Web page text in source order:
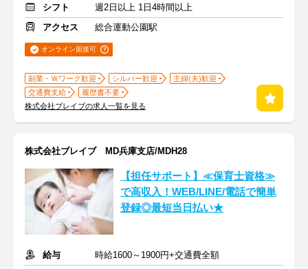
シフト
週2日以上 1日4時間以上
アクセス
総合運動公園駅
オンライン面接可
副業・Ｗワーク歓迎 シルバー歓迎
主婦(夫)歓迎
交通費支給
履歴書不要
株式会社ブレイブの求人一覧を見る
株式会社ブレイブ MD兵庫支店/MDH28
【担任サポート】≪保育士資格≫
で高収入！WEB/LINE/電話で簡単
登録◎最短当日払い★
給与
時給1600～1900円+交通費全額